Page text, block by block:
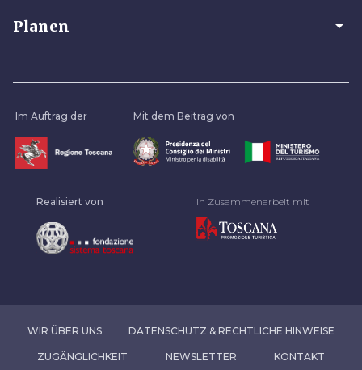
Planen arrow_drop_down
Im Auftrag der Mit dem Beitrag von
Realisiert von In Zusammenarbeit mit
WIR ÜBER UNS DATENSCHUTZ & RECHTLICHE HINWEISE
ZUGÄNGLICHKEIT NEWSLETTER KONTAKT